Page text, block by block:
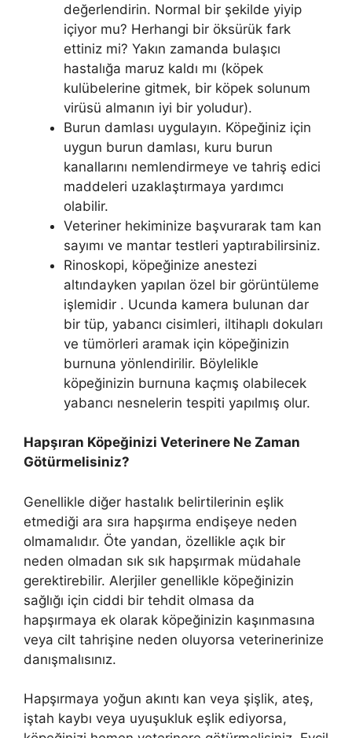
değerlendirin. Normal bir şekilde yiyip
içiyor mu? Herhangi bir öksürük fark
ettiniz mi? Yakın zamanda bulaşıcı
hastalığa maruz kaldı mı (köpek
kulübelerine gitmek, bir köpek solunum
virüsü almanın iyi bir yoludur).
Burun damlası uygulayın. Köpeğiniz için
uygun burun damlası, kuru burun
kanallarını nemlendirmeye ve tahriş edici
maddeleri uzaklaştırmaya yardımcı
olabilir.
Veteriner hekiminize başvurarak tam kan
sayımı ve mantar testleri yaptırabilirsiniz.
Rinoskopi, köpeğinize anestezi
altındayken yapılan özel bir görüntüleme
işlemidir . Ucunda kamera bulunan dar
bir tüp, yabancı cisimleri, iltihaplı dokuları
ve tümörleri aramak için köpeğinizin
burnuna yönlendirilir. Böylelikle
köpeğinizin burnuna kaçmış olabilecek
yabancı nesnelerin tespiti yapılmış olur.
Hapşıran Köpeğinizi Veterinere Ne Zaman
Götürmelisiniz?
Genellikle diğer hastalık belirtilerinin eşlik
etmediği ara sıra hapşırma endişeye neden
olmamalıdır. Öte yandan, özellikle açık bir
neden olmadan sık sık hapşırmak müdahale
gerektirebilir. Alerjiler genellikle köpeğinizin
sağlığı için ciddi bir tehdit olmasa da
hapşırmaya ek olarak köpeğinizin kaşınmasına
veya cilt tahrişine neden oluyorsa veterinerinize
danışmalısınız.
Hapşırmaya yoğun akıntı kan veya şişlik, ateş,
iştah kaybı veya uyuşukluk eşlik ediyorsa,